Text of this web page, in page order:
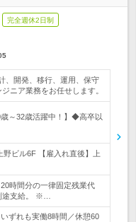
完全週休2日制
、開発、移行、運用、保守
ニア業務をお任せします。
～32歳活躍中！】◆高卒以
ビル6F 【雇入れ直後】上
時間分の一律固定残業代
途支給。 ※…
ずれも実働8時間／休憩60